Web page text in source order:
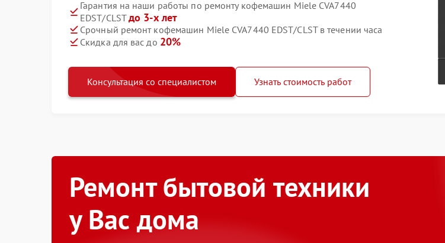
Гарантия на наши работы по ремонту кофемашин Miele CVA7440
EDST/CLSTдо 3-х лет
Срочный ремонт кофемашин Miele CVA7440 EDST/CLST в течении часа
Скидка для вас до 20%
Консультация со специалистом Узнать стоимость работ
Ремонт бытовой техники
у Вас дома